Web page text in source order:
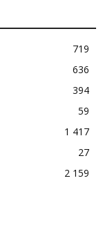
719
636
394
59
1 417
27
2 159